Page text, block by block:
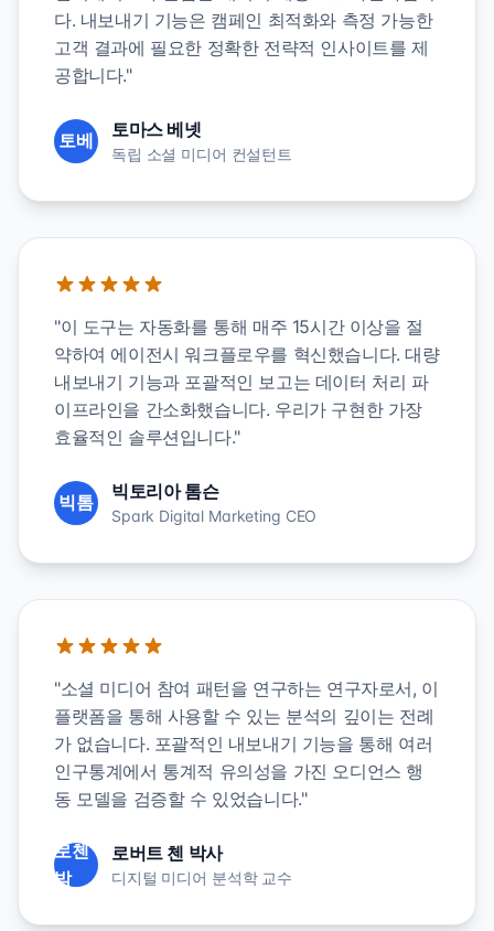
다. 내보내기 기능은 캠페인 최적화와 측정 가능한
고객 결과에 필요한 정확한 전략적 인사이트를 제
공합니다."
토베 토마스 베넷
독립 소셜 미디어 컨설턴트
"이 도구는 자동화를 통해 매주 15시간 이상을 절
약하여 에이전시 워크플로우를 혁신했습니다. 대량
내보내기 기능과 포괄적인 보고는 데이터 처리 파
이프라인을 간소화했습니다. 우리가 구현한 가장
효율적인 솔루션입니다."
빅톰 빅토리아 톰슨
Spark Digital Marketing CEO
"소셜 미디어 참여 패턴을 연구하는 연구자로서, 이
플랫폼을 통해 사용할 수 있는 분석의 깊이는 전례
가 없습니다. 포괄적인 내보내기 기능을 통해 여러
인구통계에서 통계적 유의성을 가진 오디언스 행
동 모델을 검증할 수 있었습니다."
로첸
박
로버트 첸 박사
디지털 미디어 분석학 교수